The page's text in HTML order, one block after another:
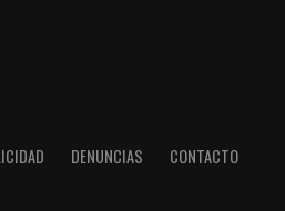
DENUNCIAS CONTACTO